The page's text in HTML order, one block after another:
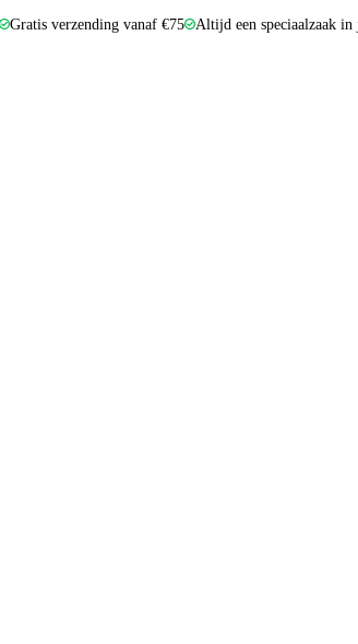
Gratis verzending vanaf €75 Altijd een speciaalzaak